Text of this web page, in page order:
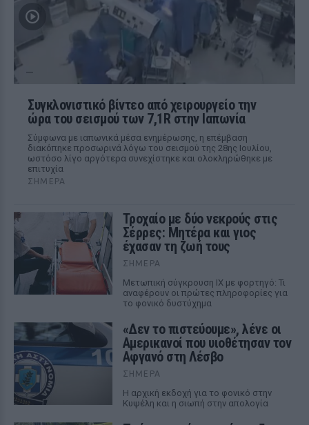
Συγκλονιστικό βίντεο από χειρουργείο την
ώρα του σεισμού των 7,1R στην Ιαπωνία
Σύμφωνα με ιαπωνικά μέσα ενημέρωσης, η επέμβαση
διακόπηκε προσωρινά λόγω του σεισμού της 28ης Ιουλίου,
ωστόσο λίγο αργότερα συνεχίστηκε και ολοκληρώθηκε με
επιτυχία
ΣΉΜΕΡΑ
Τροχαίο με δύο νεκρούς στις
Σέρρες: Μητέρα και γιος
έχασαν τη ζωή τους
ΣΉΜΕΡΑ
Μετωπική σύγκρουση ΙΧ με φορτηγό: Τι
αναφέρουν οι πρώτες πληροφορίες για
το φονικό δυστύχημα
«Δεν το πιστεύουμε», λένε οι
Αμερικανοί που υιοθέτησαν τον
Αφγανό στη Λέσβο
ΣΉΜΕΡΑ
Η αρχική εκδοχή για το φονικό στην
Κυψέλη και η σιωπή στην απολογία